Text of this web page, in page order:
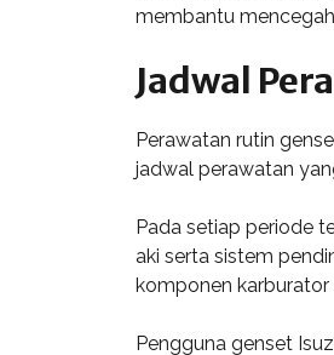
membantu
Jadwal
Perawatan rutin
jadwal perawatan
Pada setiap periode
aki serta sistem
komponen karburator
Pengguna genset